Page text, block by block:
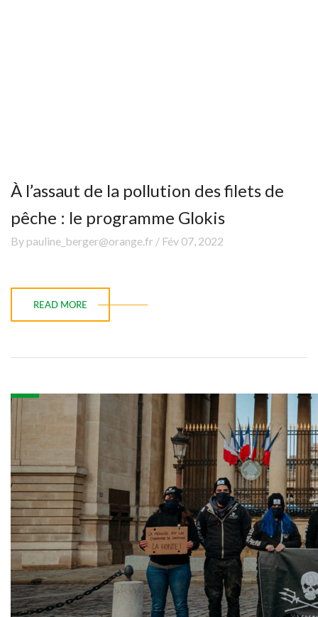
À l’assaut de la pollution des filets de
pêche : le programme Glokis
By pauline_berger@orange.fr / Fév 07, 2022
READ MORE